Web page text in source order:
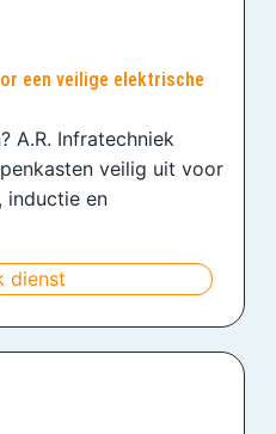
een veilige elektrische
A.R. Infratechniek
veilig uit voor
inductie en
dienst